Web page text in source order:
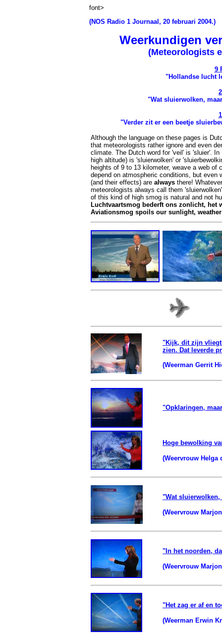
font>
(NOS Radio 1 Journaal, 20 februari 2004.)
Weerkundigen
(Meteorologists
9
"Hollandse lucht
"Wat sluierwolken,
"Verder zit er een beetje
Although the language on these pages is
that meteorologists rather ignore and even
climate. The Dutch word for 'veil' is 'sluier'.
high altitude) is 'sluierwolken' or
heights of 9 to 13 kilometer, weave a web of
depend on atmospheric conditions, but even
(and their effects) are always there!
meteorologists always call them
of this kind of high smog is natural and not
Luchtvaartsmog bederft ons zonlicht, het
Aviationsmog spoils our sunlight,
"Kijk, dit zijn
zien. Dat leverde
(Weerman Gerrit
"Opklaringen,
Hoge bewolking
(Weervrouw Helga
"Wat sluierwolken,
(Weervrouw
"In het noorden,
(Weervrouw
"Het zag er af en
(Weerman Erwin